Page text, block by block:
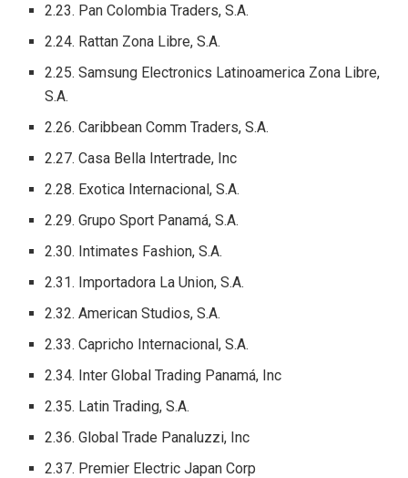
2.23. Pan Colombia Traders, S.A.
2.24. Rattan Zona Libre, S.A.
2.25. Samsung Electronics Latinoamerica Zona Libre,
S.A.
2.26. Caribbean Comm Traders, S.A.
2.27. Casa Bella Intertrade, Inc
2.28. Exotica Internacional, S.A.
2.29. Grupo Sport Panamá, S.A.
2.30. Intimates Fashion, S.A.
2.31. Importadora La Union, S.A.
2.32. American Studios, S.A.
2.33. Capricho Internacional, S.A.
2.34. Inter Global Trading Panamá, Inc
2.35. Latin Trading, S.A.
2.36. Global Trade Panaluzzi, Inc
2.37. Premier Electric Japan Corp